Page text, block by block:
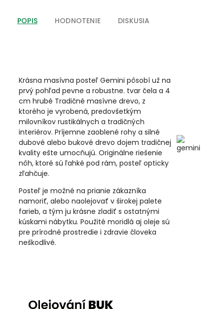
POPIS HODNOTENIE DISKUSIA
Krásna masívna posteľ Gemini pôsobí už na
prvý pohľad pevne a robustne. tvar čela a 4
cm hrubé Tradičné masívne drevo, z
ktorého je vyrobená, predovšetkým
milovníkov rustikálnych a tradičných
interiérov. Príjemne zaoblené rohy a silné
dubové alebo bukové drevo dojem tradičnej
kvality ešte umocňujú. Originálne riešenie
nôh, ktoré sú ľahké pod rám, posteľ opticky
zľahčuje.
Posteľ je možné na prianie zákazníka
namoriť, alebo naolejovať v širokej palete
farieb, a tým ju krásne zladiť s ostatnými
kúskami nábytku. Použité moridlá aj oleje sú
pre prírodné prostredie i zdravie človeka
neškodlivé.